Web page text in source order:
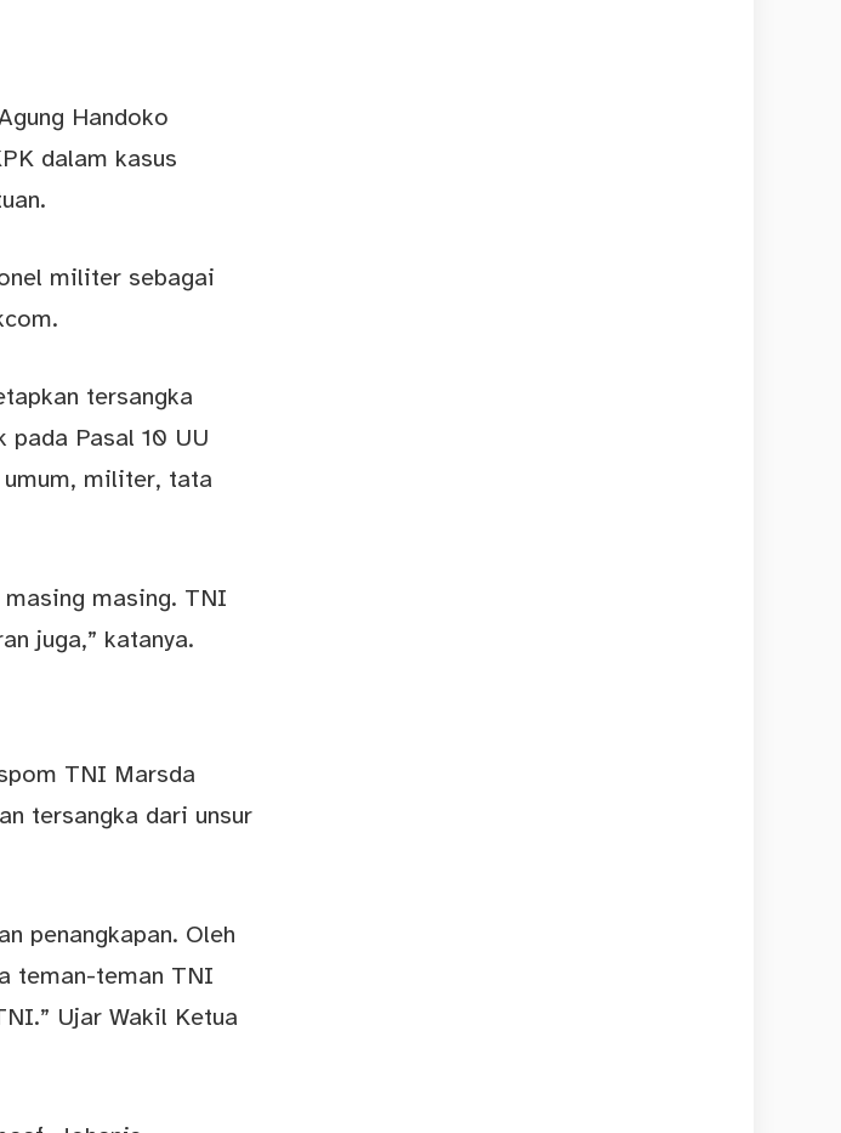
Handoko
dalam kasus
militer sebagai
tersangka
Pasal 10 UU
umum, militer, tata
masing. TNI
juga,” katanya.
TNI Marsda
tersangka dari unsur
penangkapan. Oleh
teman-teman TNI
Ujar Wakil Ketua